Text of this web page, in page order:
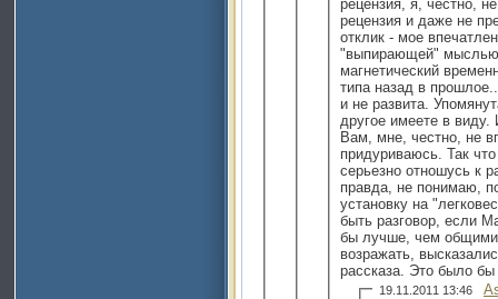
рецензия, я, честно,
рецензия и даже не
отклик - мое
"выпирающей"
магнетический
типа назад в
и не развита.
другое имеете в виду.
Вам, мне, честно, не
придуриваюсь. Так
серьезно отношусь к
правда, не понимаю,
установку на
быть разговор, если
бы лучше, чем общими
возражать, высказались бы
рассказа. Это было
19.11.2011 13:46